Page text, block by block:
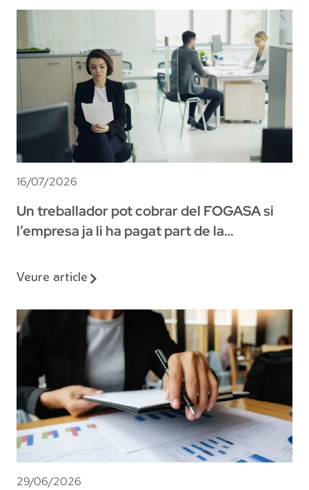
16/07/2026
Un treballador pot cobrar del FOGASA si
l’empresa ja li ha pagat part de la
Veure article
29/06/2026